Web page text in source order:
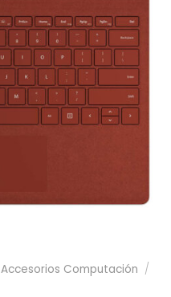
Accesorios Computación /